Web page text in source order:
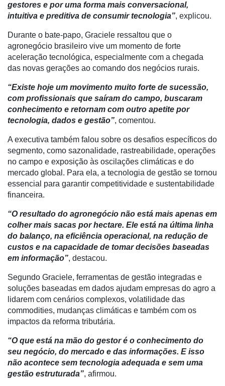
Artigos
Agricultura
de
Precisão
Automação
e
Robótica
Dados
e
Análise
E-
Informatização
da
Agricultura
Vertical
Software
Empresarial
Tecnologia
para
Recursos
Hídricos
Membros
Liberali
gestores e por uma forma mais conversacional,
intuitiva e preditiva de consumir tecnologia”, explicou.
Durante o bate-papo, Graciele ressaltou que o
agronegócio brasileiro vive um momento de forte
aceleração tecnológica, especialmente com a chegada
das novas gerações ao comando dos negócios rurais.
“Existe hoje um movimento muito forte de sucessão,
com profissionais que saíram do campo, buscaram
conhecimento e retornam com outro apetite por
tecnologia, dados e gestão”, comentou.
A executiva também falou sobre os desafios específicos do
segmento, como sazonalidade, rastreabilidade, operações
no campo e exposição às oscilações climáticas e do
mercado global. Para ela, a tecnologia de gestão se tornou
essencial para garantir competitividade e sustentabilidade
financeira.
“O resultado do agronegócio não está mais apenas em
colher mais sacas por hectare. Ele está na última linha
do balanço, na eficiência operacional, na redução de
custos e na capacidade de tomar decisões baseadas
em informação”, destacou.
Segundo Graciele, ferramentas de gestão integradas e
soluções baseadas em dados ajudam empresas do agro a
lidarem com cenários complexos, volatilidade das
commodities, mudanças climáticas e também com os
impactos da reforma tributária.
“O que está na mão do gestor é o conhecimento do
seu negócio, do mercado e das informações. E isso
não acontece sem tecnologia adequada e sem uma
gestão estruturada”, afirmou.